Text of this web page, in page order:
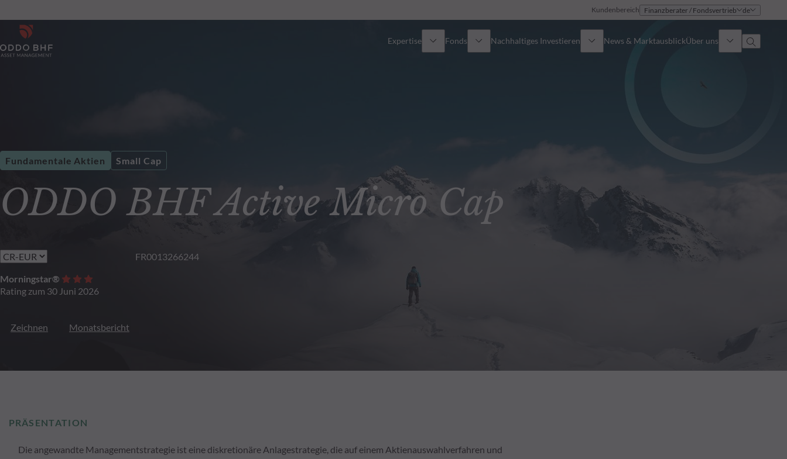
Kundenbereich Finanzberater / Fondsvertrieb de
Expertise
Multi-Asset
Fonds
Wie kann ich Fonds zeichnen?
Nachhaltiges Investieren News & MarktausblickÜber uns
Kontakt
ODDO BHF Active Micro Cap
Fundamentale Aktien Small Cap
FR0013266244
Morningstar®
Rating zum 30 Juni 2026
Zeichnen Monatsbericht
PRÄSENTATION
Die angewandte Managementstrategie ist eine diskretionäre Anlagestrategie, die auf einem Aktienauswahlverfahren und